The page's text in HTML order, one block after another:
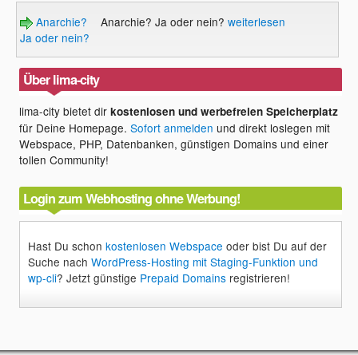
Anarchie?
Ja oder nein?
Anarchie? Ja oder nein? weiterlesen
Über lima-city
lima-city bietet dirkostenlosen und werbefreien Speicherplatz
für Deine Homepage.Sofort anmelden und direkt loslegen mit
Webspace, PHP, Datenbanken, günstigen Domains und einer
tollen Community!
Login zum Webhosting ohne Werbung!
Hast Du schonkostenlosen Webspace oder bist Du auf der
Suche nachWordPress-Hosting mit Staging-Funktion und
wp-cli? Jetzt günstige Prepaid Domains registrieren!